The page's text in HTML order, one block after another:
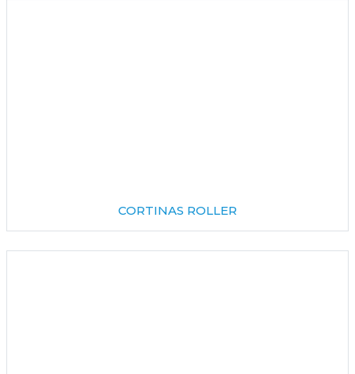
CORTINAS ROLLER